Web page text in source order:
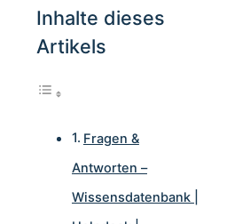
Inhalte dieses
Artikels
Fragen &
Antworten –
Wissensdatenbank |